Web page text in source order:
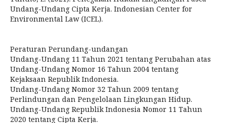
Undang-Undang Cipta Kerja. Indonesian Center for
Environmental Law (ICEL).
Peraturan Perundang-undangan
Undang-Undang 11 Tahun 2021 tentang Perubahan atas
Undang-Undang Nomor 16 Tahun 2004 tentang
Kejaksaan Republik Indonesia.
Undang-Undang Nomor 32 Tahun 2009 tentang
Perlindungan dan Pengelolaan Lingkungan Hidup.
Undang-Undang Republik Indonesia Nomor 11 Tahun
2020 tentang Cipta Kerja.